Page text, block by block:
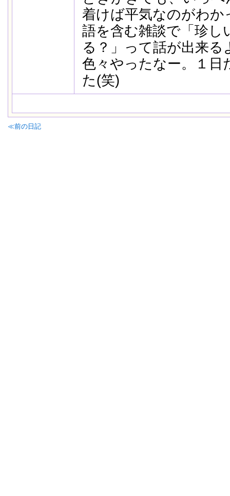
着けば平気なのがわか
語を含む雑談で「珍し
る？」って話が出来る
色々やったなー。１日
た(笑)
≪前の日記